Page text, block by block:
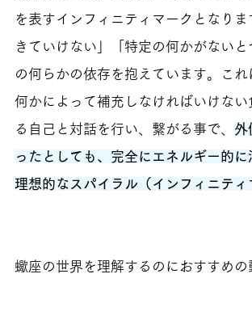
を表すインフィニティマークとなり
きていけない」「特定の何かがない
の何らかの依存を抱えています。こ
何かによって補充しなければいけな
る自己と対話を行い、繋がる事で、 外
ったとしても、完全にエネルギー的
理想的なスパイラル（インフィニテ
蠍座の世界を理解するのにおすすめの